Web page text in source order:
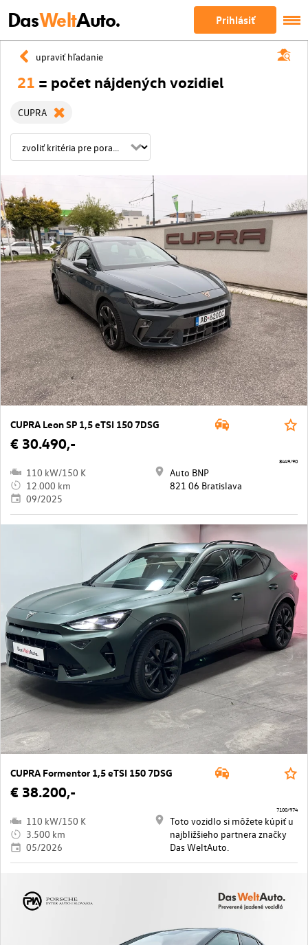
DasWeltAuto. Prihlásiť
upraviť hľadanie
21 = počet nájdených vozidiel
CUPRA
CUPRA Leon SP 1,5 eTSI 150 7DSG
€ 30.490,-
110 kW/150 K
12.000 km
09/2025
Auto BNP
821 06 Bratislava
8449/90
CUPRA Formentor 1,5 eTSI 150 7DSG
€ 38.200,-
110 kW/150 K
3.500 km
05/2026
Toto vozidlo si môžete kúpiť u
najbližšieho partnera značky
Das WeltAuto.
7100/974